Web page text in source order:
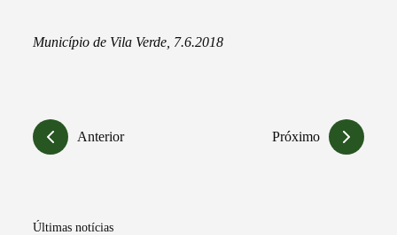
Município de Vila Verde, 7.6.2018
Anterior Próximo
Últimas notícias